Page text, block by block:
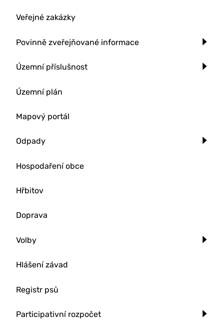
Veřejné zakázky
Povinně zveřejňované informace
Územní příslušnost
Územní plán
Mapový portál
Odpady
Hospodaření obce
Hřbitov
Doprava
Volby
Hlášení závad
Registr psů
Participativní rozpočet